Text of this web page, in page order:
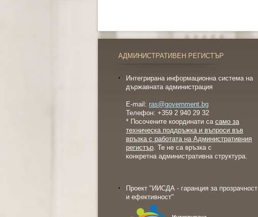
АДМИНИСТРАТИВЕН РЕГИСТЪР
Интегрирана информационна система на
държавната администрация
E-mail: ras@government.bg
Телефон: +359 2 940 29 32
* Посочените координати са само за
техническа поддръжка и въпроси във
връзка с работата на Административния
регистър. Те не са връзка с
конкретна административна структура.
Проект "ИИСДА - гаранция за прозрачност
и ефективност"